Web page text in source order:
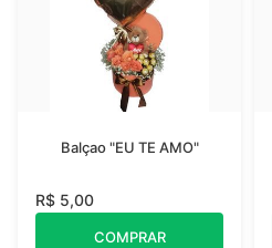
Balçao "EU TE AMO"
R$ 5,00
COMPRAR